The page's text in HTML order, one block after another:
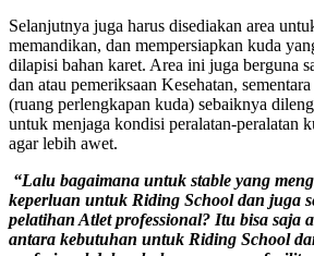
Selanjutnya juga harus disediakan area
memandikan, dan mempersiapkan kuda
dilapisi bahan karet. Area ini juga berguna
dan atau pemeriksaan Kesehatan,
(ruang perlengkapan kuda) sebaiknya
untuk menjaga kondisi peralatan-peralatan
agar lebih awet.
“Lalu bagaimana untuk stable yang
keperluan untuk Riding School dan juga
pelatihan Atlet professional? Itu bisa saja
antara kebutuhan untuk Riding School